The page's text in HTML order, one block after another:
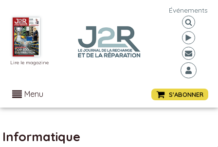
Lire le magazine
Événements
Menu S'ABONNER
Informatique